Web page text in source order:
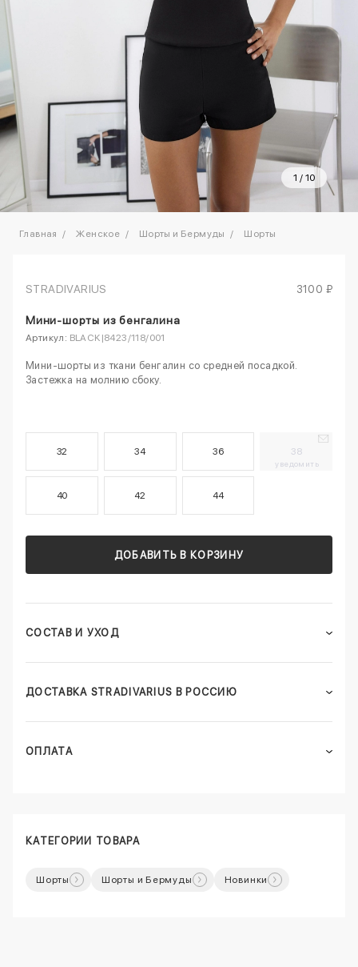
1 / 10
Главная Женское Шорты и Бермуды Шорты
STRADIVARIUS 3100 ₽
Мини-шорты из бенгалина
Артикул: BLACK|8423/118/001
Мини-шорты из ткани бенгалин со средней посадкой.
Застежка на молнию сбоку.
32 34 36 38
уведомить
40 42 44
ДОБАВИТЬ В КОРЗИНУ
СОСТАВ И УХОД
ДОСТАВКА STRADIVARIUS В РОССИЮ
ОПЛАТА
КАТЕГОРИИ ТОВАРА
Шорты Шорты и Бермуды Новинки